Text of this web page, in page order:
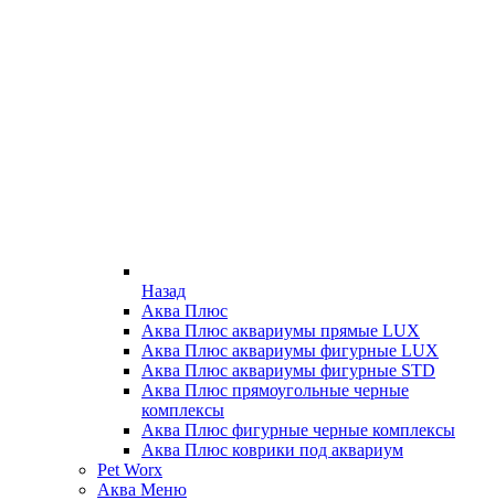
Назад
Аква Плюс
Аква Плюс аквариумы прямые LUX
Аква Плюс аквариумы фигурные LUX
Аква Плюс аквариумы фигурные STD
Аква Плюс прямоугольные черные
комплексы
Аква Плюс фигурные черные комплексы
Аква Плюс коврики под аквариум
Pet Worx
Аква Меню